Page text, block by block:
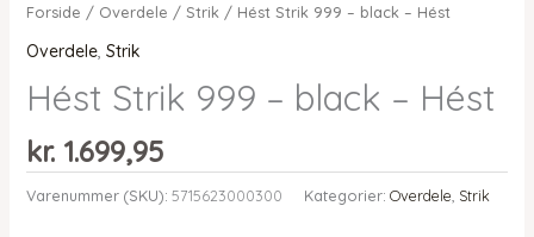
Forside / Overdele / Strik / Hést Strik 999 – black – Hést
Overdele, Strik
Hést Strik 999 – black – Hést
kr.1.699,95
Varenummer (SKU): 5715623000300 Kategorier: Overdele Strik